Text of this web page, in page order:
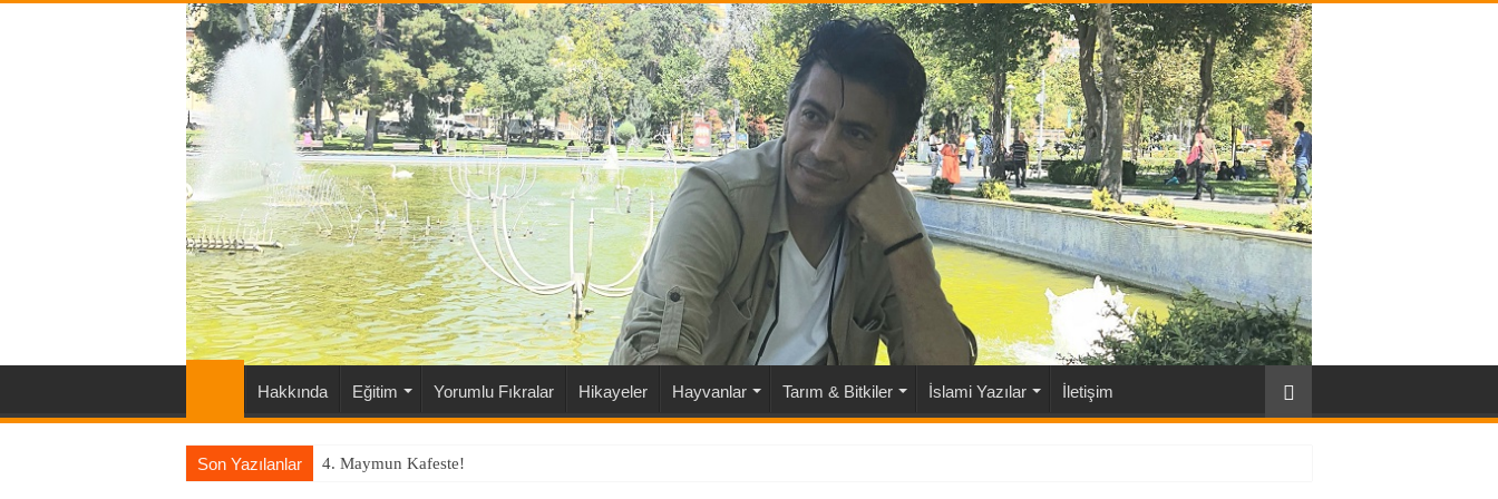
Hakkında Eğitim Yorumlu Fıkralar Hikayeler Hayvanlar Tarım & Bitkiler İslami Yazılar İletişim
Son Yazılanlar 4. Maymun Kafeste!